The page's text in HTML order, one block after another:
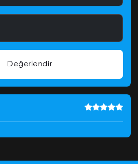
Değerlendir